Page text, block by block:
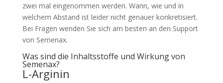
zwei mal eingenommen werden. Wann, wie und in
welchem Abstand ist leider nicht genauer konkretisiert.
Bei Fragen wenden Sie sich am besten an den Support
von Semenax.
Was sind die Inhaltsstoffe und Wirkung von
Semenax?
L-Arginin